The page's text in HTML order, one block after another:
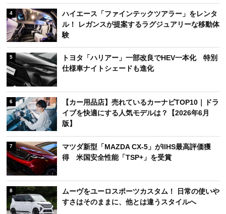
4
ハイエース「ファインテックツアラー」をレンタ
ル！ レガンスが提案するラグジュアリーな移動体
験
5
トヨタ「ハリアー」一部改良でHEV一本化 特別
仕様車ナイトシェードも進化
6
【カー用品店】売れているカーナビTOP10｜ドラ
イブを快適にする人気モデルは？【2026年6月
版】
7
マツダ新型「MAZDA CX-5」がIIHS最高評価獲
得 米国安全性能「TSP+」を受賞
8
ムーヴをユーロスポーツカスタム！ 日常の使いや
すさはそのままに、他とは違うスタイルへ